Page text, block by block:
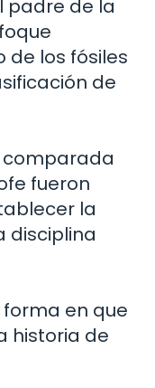
padre de la
de los fósiles
de
fueron
la
disciplina
en que
historia de